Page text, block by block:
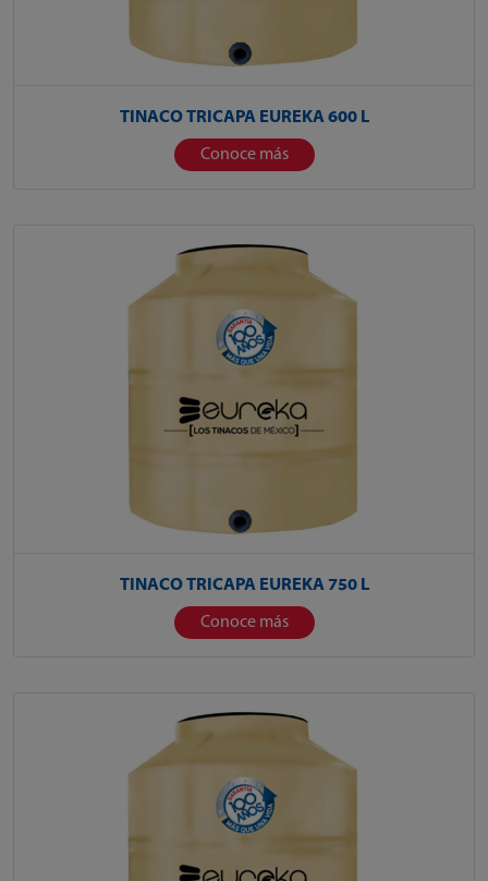
TINACO TRICAPA EUREKA 600 L
Conoce más
TINACO TRICAPA EUREKA 750 L
Conoce más